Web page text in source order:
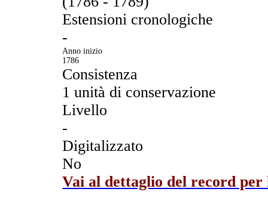
Estensioni cronologiche
-
Anno inizio
1786
Consistenza
1 unità di conservazione
Livello
-
Digitalizzato
No
Vai al dettaglio del record per